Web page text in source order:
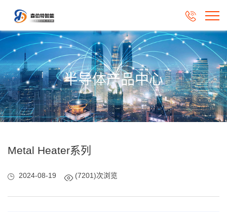

半导体产品中心
Metal Heater系列
2024-08-19 (7201)次浏览